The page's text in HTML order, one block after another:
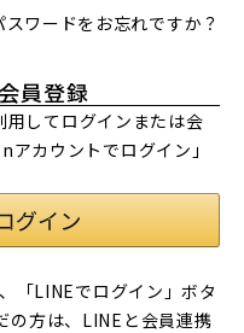
スワードをお忘れですか？
員登録
してログインまたは会
カウントでログイン」
「LINEでログイン」ボタ
方は、 LINEと会員連携